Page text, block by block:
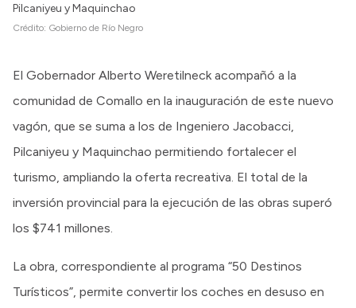
Pilcaniyeu y Maquinchao
Crédito: Gobierno de Río Negro
El Gobernador Alberto Weretilneck acompañó a la
comunidad de Comallo en la inauguración de este nuevo
vagón, que se suma a los de Ingeniero Jacobacci,
Pilcaniyeu y Maquinchao permitiendo fortalecer el
turismo, ampliando la oferta recreativa. El total de la
inversión provincial para la ejecución de las obras superó
los $741 millones.
La obra, correspondiente al programa “50 Destinos
Turísticos”, permite convertir los coches en desuso en